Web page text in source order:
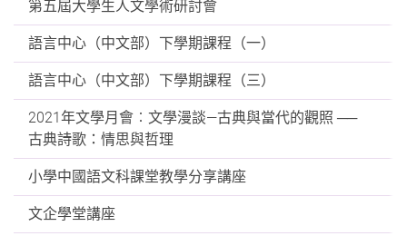
第五屆大學生人文學術研討會
語言中心（中文部）下學期課程（一）
語言中心（中文部）下學期課程（三）
2021年文學月會︰文學漫談—古典與當代的觀照 ──
古典詩歌：情思與哲理
小學中國語文科課堂教學分享講座
文企學堂講座